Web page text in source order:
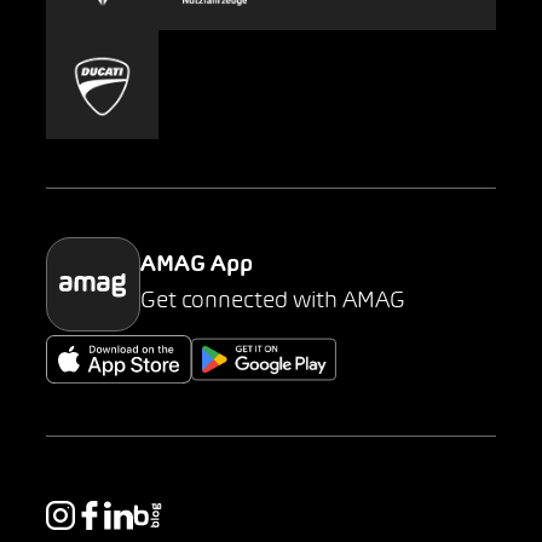
Carsharing
Mobility-as-a-Service
Parking
AMAG App
Get connected with AMAG